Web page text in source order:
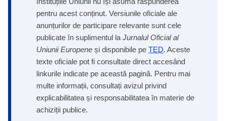
pentru acest conținut. Versiunile oficiale ale
anunțurilor de participare relevante sunt cele
publicate în suplimentul la Jurnalul Oficial al
Uniunii Europene și disponibile pe TED. Aceste
texte oficiale pot fi consultate direct accesând
linkurile indicate pe această pagină. Pentru mai
multe informații, consultați avizul privind
explicabilitatea și responsabilitatea în materie de
achiziții publice.